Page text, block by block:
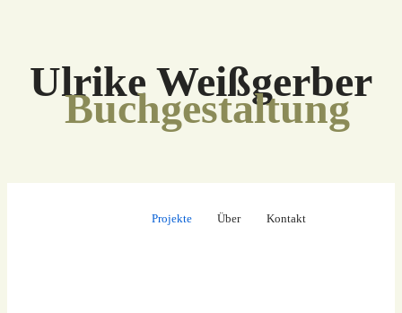
Ulrike Weißgerber
Buchgestaltung
Projekte Über Kontakt